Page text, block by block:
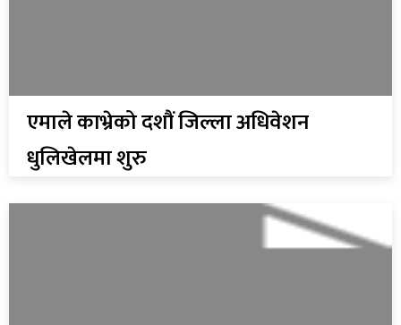
एमाले काभ्रेको दशौं जिल्ला अधिवेशन
धुलिखेलमा शुरु